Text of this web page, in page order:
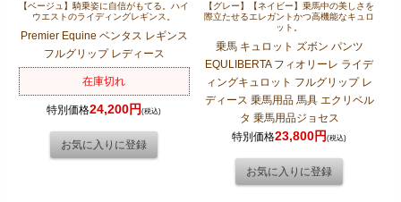
【ベージュ】騎乗姿に自信がもてる。ハイ
ウエストのライディングレギンス。
Premier Equine ベンタス レギンス
フルグリップ レディース
在庫切れ
特別価格24,200円(税込)
【グレー】【ネイビー】乗馬中の美しさを
際立たせるエレガントかつ高機能なキュロ
ット。
乗馬 キュロット ズボン パンツ
EQULIBERTA フィオリーレ ライデ
ィングキュロット フルグリップ レ
ディース 乗馬用品 馬具 エクリベル
タ 乗馬用品ジョセス
特別価格23,800円(税込)